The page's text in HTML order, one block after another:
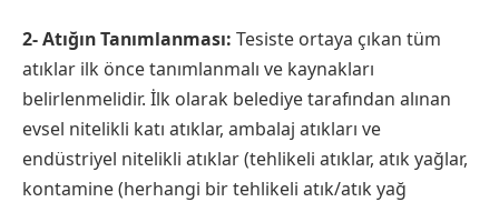
2- Atığın Tanımlanması: Tesiste ortaya çıkan tüm
atıklar ilk önce tanımlanmalı ve kaynakları
belirlenmelidir. İlk olarak belediye tarafından alınan
evsel nitelikli katı atıklar, ambalaj atıkları ve
endüstriyel nitelikli atıklar (tehlikeli atıklar, atık yağlar,
kontamine (herhangi bir tehlikeli atık/atık yağ